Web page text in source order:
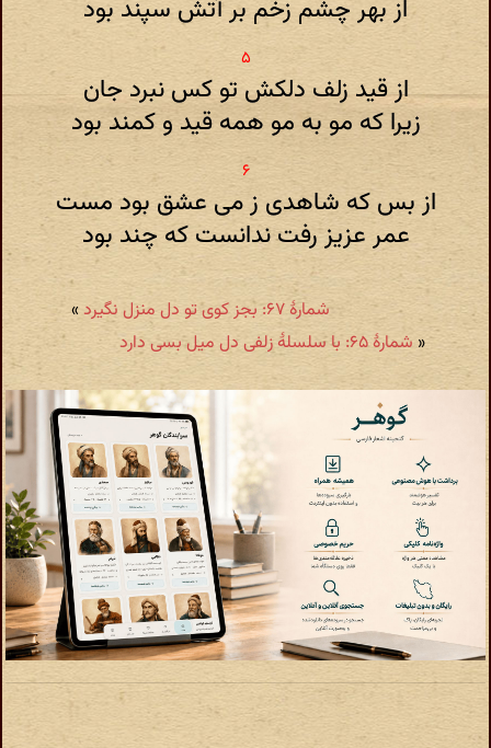
از بهر چشم زخم بر آتش سپند بود
از قید زلف دلکش تو کس نبرد جان
زیرا که مو به مو همه قید و کمند بود
از بس که شاهدی ز می عشق بود مست
عمر عزیز رفت ندانست که چند بود
شمارهٔ ۶۷: بجز کوی تو دل منزل نگیرد
»
« شمارهٔ ۶۵: با سلسلۀ زلفی دل میل بسی دارد